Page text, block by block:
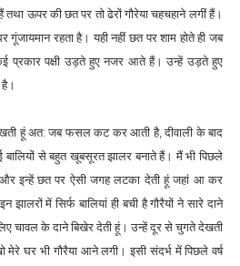
ऊपर की छत पर तो ढेरों गौरेया चहचहाने लगीं हैं।
रहता है। यही नहीं छत पर शाम होते ही जब
प्रकार पक्षी उड़ते हुए नजर आते हैं। उन्हें उड़ते हुए
हूं अत: जब फसल कट कर आती है, दीवाली के बाद
बालियों से बहुत खूबसूरत झालर बनाते हैं। मैं भी पिछले
और इन्हें छत पर ऐसी जगह लटका देती हूं जहां आ कर
में सिर्फ बालियां ही बची है गौरैयों ने सारे दाने
चावल के दाने बिखेर देती हूं। उन्हें दूर से चुगते देखती
मेरे घर भी गौरैया आने लगी।इसी संदर्भ में पिछले वर्ष